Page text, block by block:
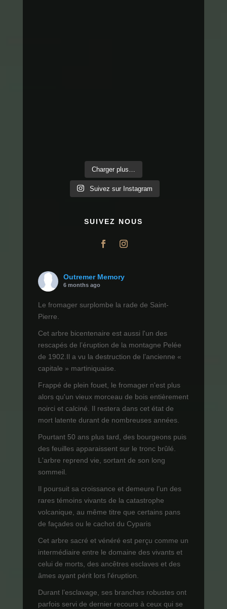
Charger plus…
Suivez sur Instagram
SUIVEZ NOUS
Outremer Memory
6 months ago
Le fromager surplombe la rade de Saint-
Pierre.
Cet arbre bicentenaire est aussi l'un des
rescapés de l’éruption de la montagne Pelée
de 1902.Il a vu la destruction de l’ancienne «
capitale » martiniquaise.
Frappé de plein fouet, le fromager n'est plus
alors qu'un vieux morceau de bois entièrement
noirci et calciné. Il restera dans cet état de
mort latente durant de nombreuses années.
Pourtant 50 ans plus tard, des bourgeons puis
des feuilles apparaissent sur le tronc brûlé.
L'arbre reprend vie, sortant de son long
sommeil.
Il poursuit sa croissance et demeure l’un des
rares témoins vivants de la catastrophe
volcanique, au même titre que certains pans
de façades ou le cachot du Cyparis
Cet arbre sacré et vénéré est perçu comme un
intermédiaire entre le domaine des vivants et
celui de morts, des ancêtres esclaves et des
âmes ayant périt lors l'éruption.
Durant l’esclavage, ses branches robustes ont
parfois servi de dernier recours à ceux qui se